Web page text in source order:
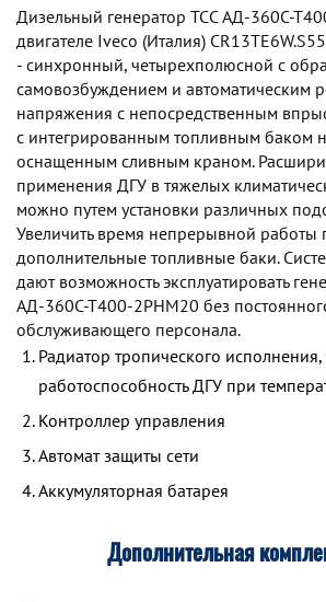
Дизельный генератор TCC АД-360С-
двигателе Iveco (Италия)
- синхронный, четырехполюсной с
самовозбуждением и автоматическим
напряжения с непосредственным
с интегрированным топливным баком
оснащенным сливным краном.
применения ДГУ в тяжелых
можно путем установки различных
Увеличить время непрерывной работы
дополнительные топливные баки.
дают возможность эксплуатировать
АД-360С-Т400-2РНМ20 без
обслуживающего персонала.
Радиатор тропического
работоспособность ДГУ при
Контроллер управления
Автомат защиты сети
Аккумуляторная батарея
Дополнительная